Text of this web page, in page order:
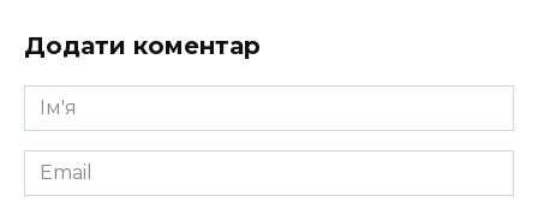
Додати коментар
Ім'я
*
Email
*